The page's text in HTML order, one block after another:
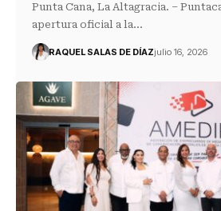
Punta Cana, La Altagracia. –
apertura oficial a la…
RAQUEL SALAS DE DÍAZjulio 16, 2026